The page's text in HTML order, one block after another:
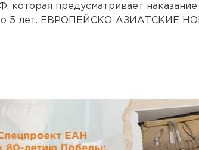
которая предусматривает
5 лет. ЕВРОПЕЙСКО-АЗИАТСКИЕ